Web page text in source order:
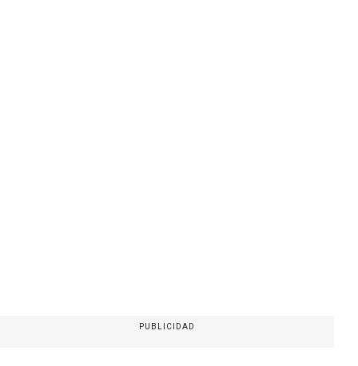
PUBLICIDAD